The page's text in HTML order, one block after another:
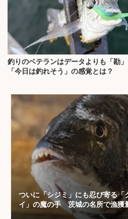
釣りのベテランはデータよりも「勘
「今日は釣れそう」の感覚とは？
ついに「シジミ」にも忍び寄る「
イ」の魔の手 茨城の名所で漁獲